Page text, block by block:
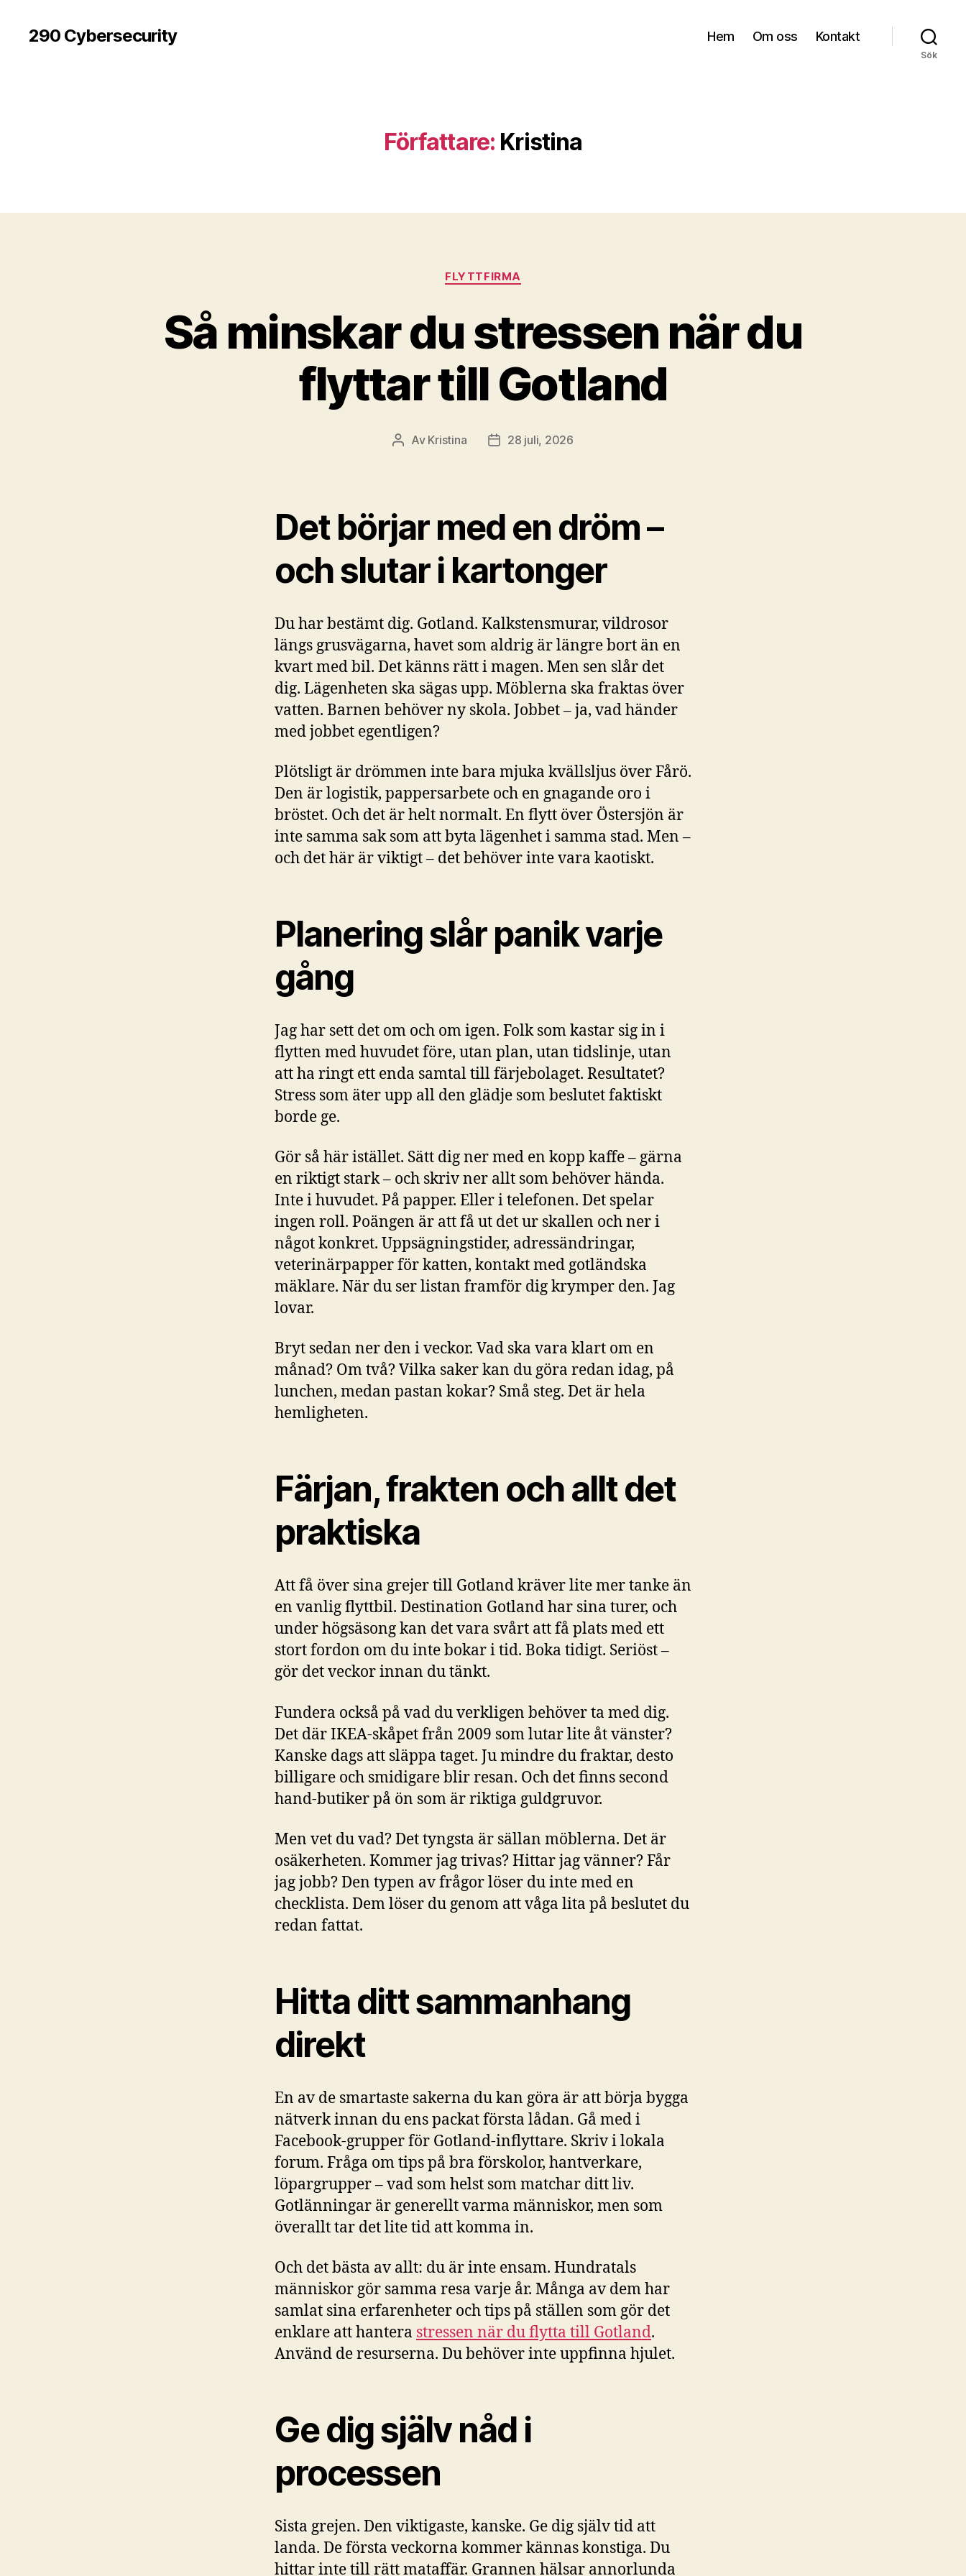
290 Cybersecurity Hem Om oss Kontakt
Sök
Författare: Kristina
Kategorier
FLYTTFIRMA
Så minskar du stressen när du
flyttar till Gotland
Inläggsförfattare
Av Kristina Inläggsdatum
28 juli, 2026
Det börjar med en dröm –
och slutar i kartonger
Du har bestämt dig. Gotland. Kalkstensmurar, vildrosor
längs grusvägarna, havet som aldrig är längre bort än en
kvart med bil. Det känns rätt i magen. Men sen slår det
dig. Lägenheten ska sägas upp. Möblerna ska fraktas över
vatten. Barnen behöver ny skola. Jobbet – ja, vad händer
med jobbet egentligen?
Plötsligt är drömmen inte bara mjuka kvällsljus över Fårö.
Den är logistik, pappersarbete och en gnagande oro i
bröstet. Och det är helt normalt. En flytt över Östersjön är
inte samma sak som att byta lägenhet i samma stad. Men –
och det här är viktigt – det behöver inte vara kaotiskt.
Planering slår panik varje
gång
Jag har sett det om och om igen. Folk som kastar sig in i
flytten med huvudet före, utan plan, utan tidslinje, utan
att ha ringt ett enda samtal till färjebolaget. Resultatet?
Stress som äter upp all den glädje som beslutet faktiskt
borde ge.
Gör så här istället. Sätt dig ner med en kopp kaffe – gärna
en riktigt stark – och skriv ner allt som behöver hända.
Inte i huvudet. På papper. Eller i telefonen. Det spelar
ingen roll. Poängen är att få ut det ur skallen och ner i
något konkret. Uppsägningstider, adressändringar,
veterinärpapper för katten, kontakt med gotländska
mäklare. När du ser listan framför dig krymper den. Jag
lovar.
Bryt sedan ner den i veckor. Vad ska vara klart om en
månad? Om två? Vilka saker kan du göra redan idag, på
lunchen, medan pastan kokar? Små steg. Det är hela
hemligheten.
Färjan, frakten och allt det
praktiska
Att få över sina grejer till Gotland kräver lite mer tanke än
en vanlig flyttbil. Destination Gotland har sina turer, och
under högsäsong kan det vara svårt att få plats med ett
stort fordon om du inte bokar i tid. Boka tidigt. Seriöst –
gör det veckor innan du tänkt.
Fundera också på vad du verkligen behöver ta med dig.
Det där IKEA-skåpet från 2009 som lutar lite åt vänster?
Kanske dags att släppa taget. Ju mindre du fraktar, desto
billigare och smidigare blir resan. Och det finns second
hand-butiker på ön som är riktiga guldgruvor.
Men vet du vad? Det tyngsta är sällan möblerna. Det är
osäkerheten. Kommer jag trivas? Hittar jag vänner? Får
jag jobb? Den typen av frågor löser du inte med en
checklista. Dem löser du genom att våga lita på beslutet du
redan fattat.
Hitta ditt sammanhang
direkt
En av de smartaste sakerna du kan göra är att börja bygga
nätverk innan du ens packat första lådan. Gå med i
Facebook-grupper för Gotland-inflyttare. Skriv i lokala
forum. Fråga om tips på bra förskolor, hantverkare,
löpargrupper – vad som helst som matchar ditt liv.
Gotlänningar är generellt varma människor, men som
överallt tar det lite tid att komma in.
Och det bästa av allt: du är inte ensam. Hundratals
människor gör samma resa varje år. Många av dem har
samlat sina erfarenheter och tips på ställen som gör det
enklare att hantera stressen när du flytta till Gotland.
Använd de resurserna. Du behöver inte uppfinna hjulet.
Ge dig själv nåd i
processen
Sista grejen. Den viktigaste, kanske. Ge dig själv tid att
landa. De första veckorna kommer kännas konstiga. Du
hittar inte till rätt mataffär. Grannen hälsar annorlunda